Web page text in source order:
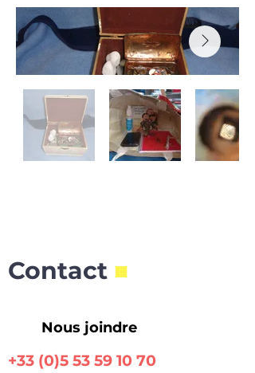
Contact ■
Nous joindre
+33 (0)5 53 59 10 70